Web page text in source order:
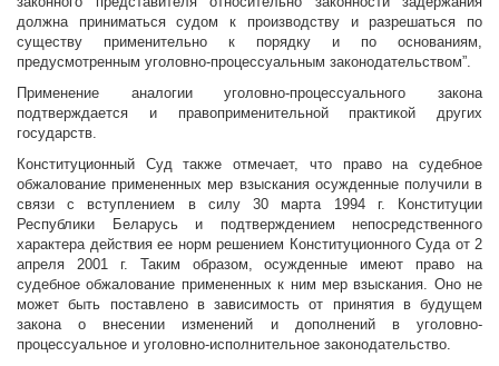
должна приниматься судом к производству и разрешаться по
существу применительно к порядку и по основаниям,
предусмотренным уголовно-процессуальным законодательством”.
Применение аналогии уголовно-процессуального закона
подтверждается и правоприменительной практикой других
государств.
Конституционный Суд также отмечает, что право на судебное
обжалование примененных мер взыскания осужденные получили в
связи с вступлением в силу 30 марта 1994 г. Конституции
Республики Беларусь и подтверждением непосредственного
характера действия ее норм решением Конституционного Суда от 2
апреля 2001 г. Таким образом, осужденные имеют право на
судебное обжалование примененных к ним мер взыскания. Оно не
может быть поставлено в зависимость от принятия в будущем
закона о внесении изменений и дополнений в уголовно-
процессуальное и уголовно-исполнительное законодательство.